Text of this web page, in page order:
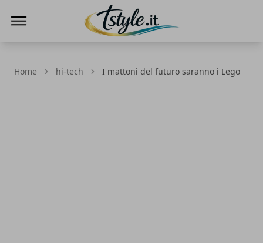
Home hi-tech I mattoni del futuro saranno i Lego